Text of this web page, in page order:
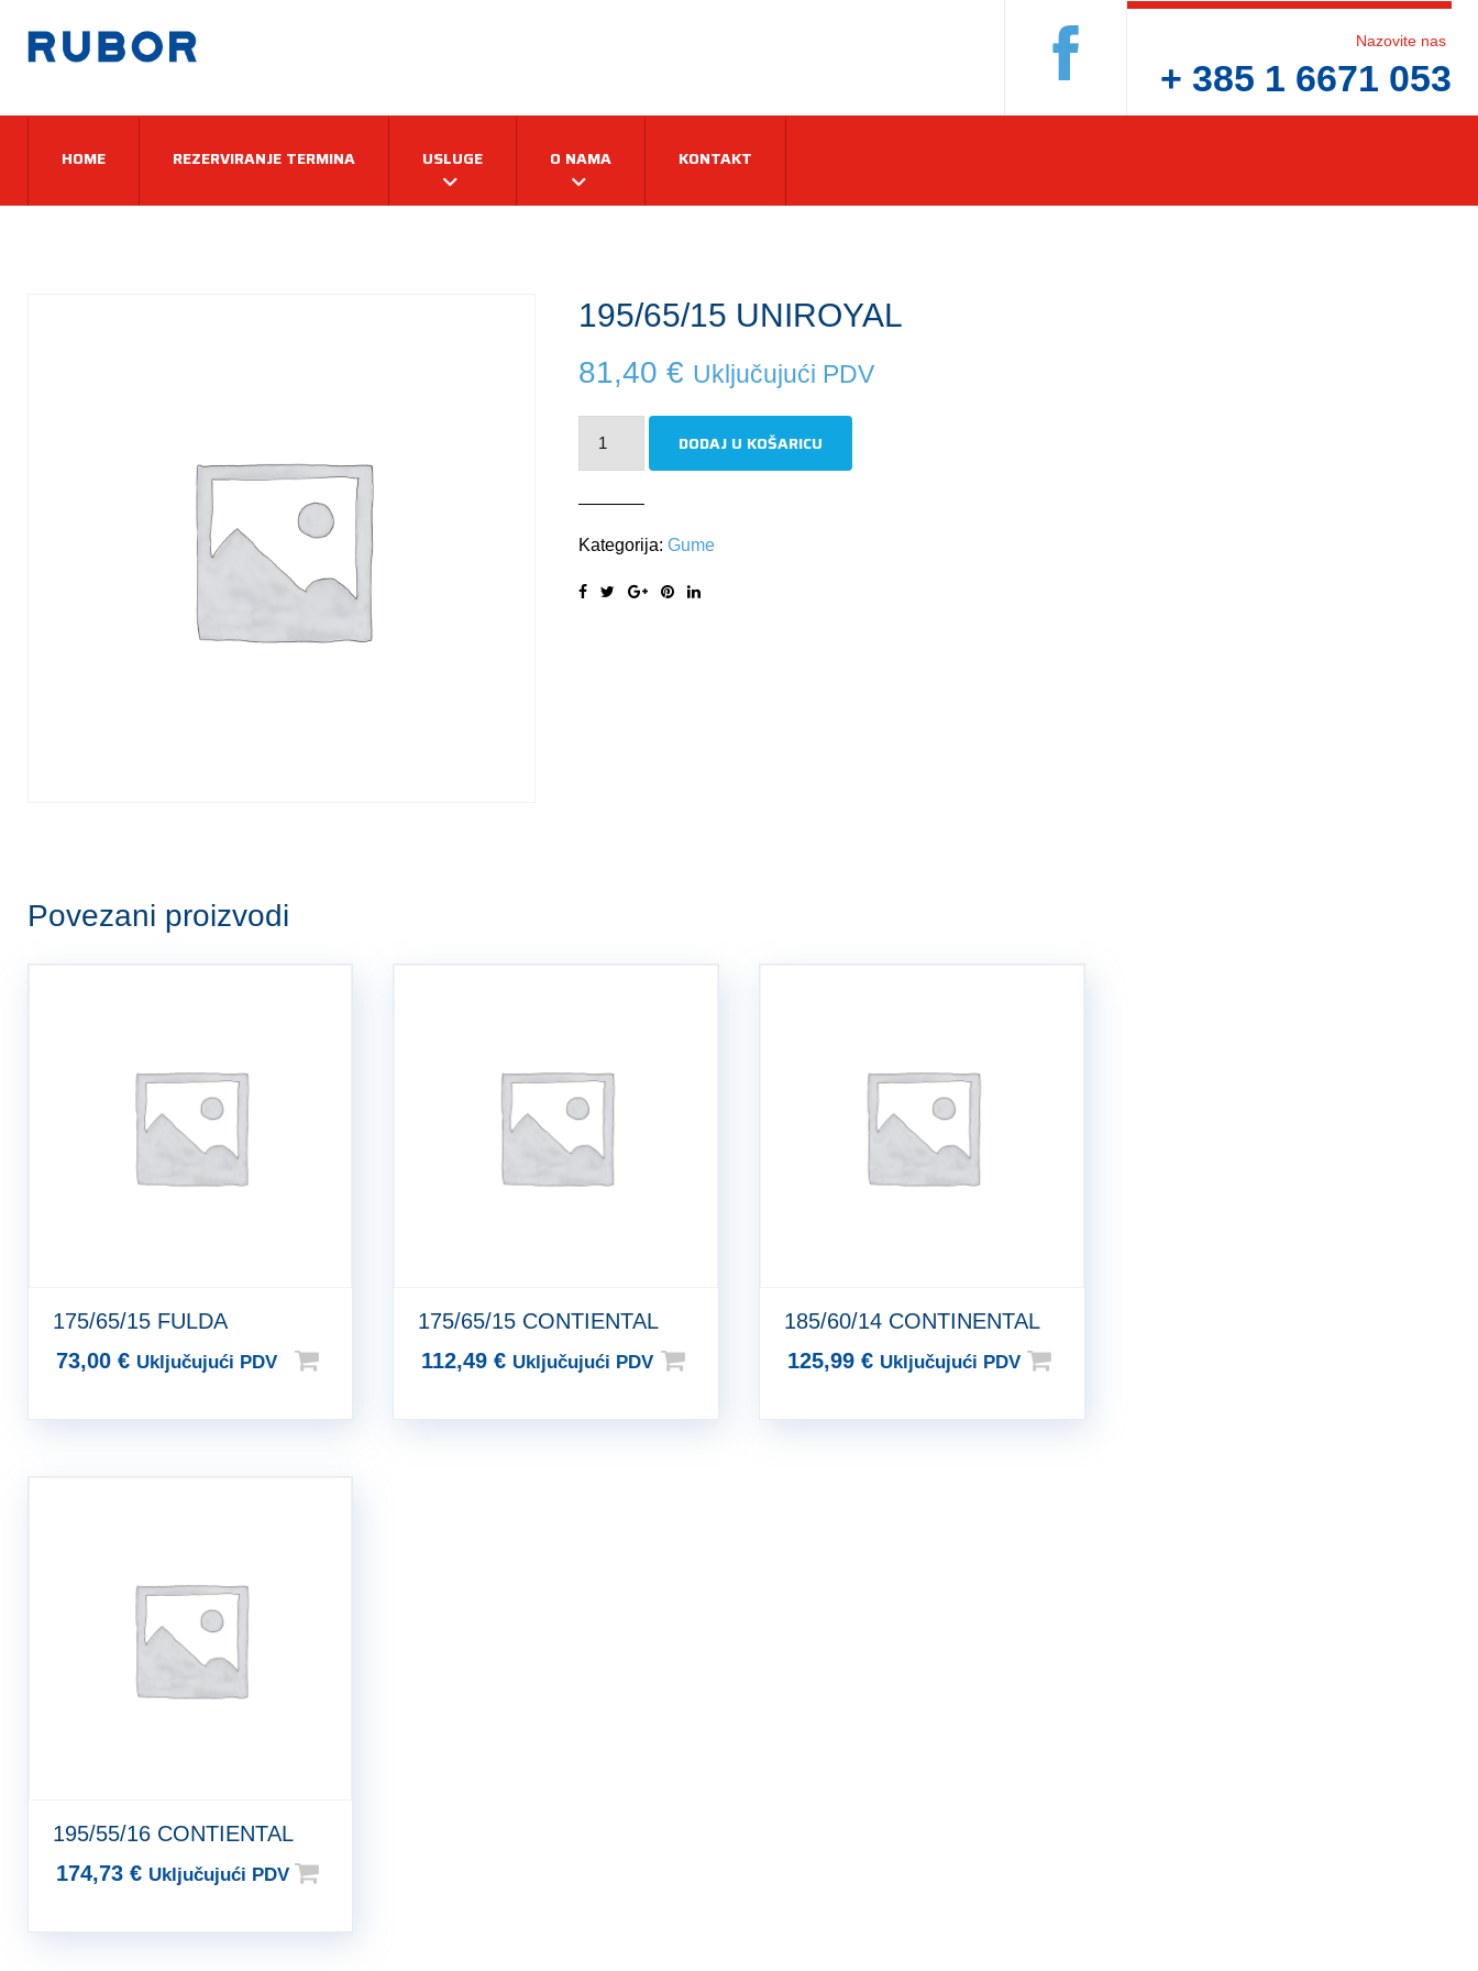
Nazovite nas
+ 385 1 6671 053
HOME REZERVIRANJE TERMINA USLUGE O NAMA KONTAKT
195/65/15 UNIROYAL
81,40 € Uključujući PDV
DODAJ U KOŠARICU
Kategorija: Gume
Povezani proizvodi
175/65/15 FULDA
73,00 € Uključujući PDV
175/65/15 CONTIENTAL
112,49€ Uključujući PDV
185/60/14 CONTINENTAL
125,99€ Uključujući PDV
195/55/16 CONTIENTAL
174,73 € Uključujući PDV